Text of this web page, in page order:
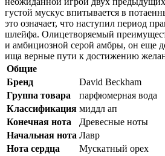
густой мускус впитывается в
это означает, что наступил период
шлейфа. Олицетворяемый
и амбициозной серой амбры, он еще
ища верные пути к достижению
Общие
Бренд
David Beckham
Группа товара
парфюмерная вода
Классификация миддл ап
Конечная нота
Древесные ноты
Начальная нота Лавр
Нота сердца
Мускатный орех